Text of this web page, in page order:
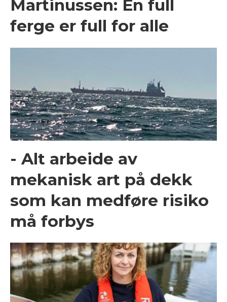
Martinussen: En full
ferge er full for alle
- Alt arbeide av
mekanisk art på dekk
som kan medføre risiko
må forbys